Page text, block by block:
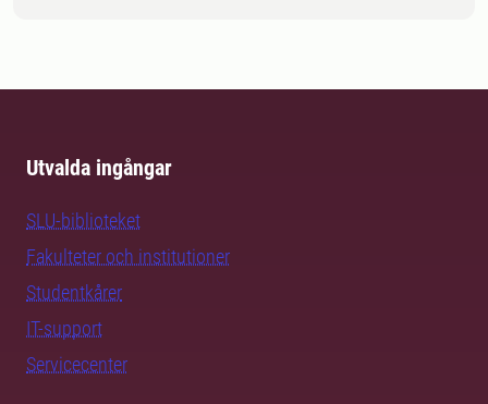
Utvalda ingångar
SLU-biblioteket
Fakulteter och institutioner
Studentkårer
IT-support
Servicecenter